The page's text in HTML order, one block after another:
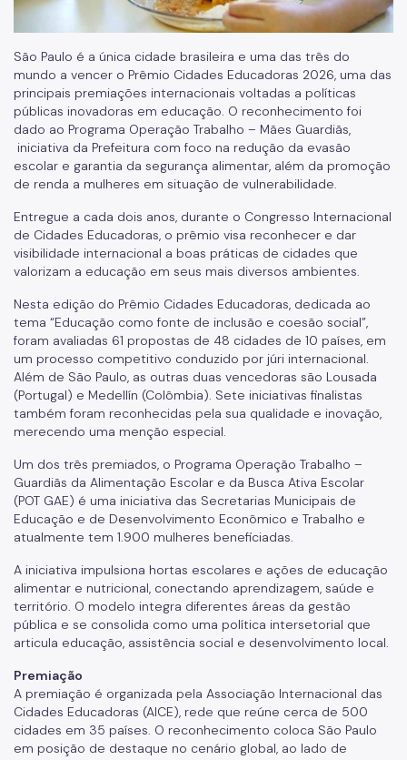
São Paulo é a única cidade brasileira e uma das três do
mundo a vencer o Prêmio Cidades Educadoras 2026, uma das
principais premiações internacionais voltadas a políticas
públicas inovadoras em educação. O reconhecimento foi
dado ao Programa Operação Trabalho – Mães Guardiãs,
iniciativa da Prefeitura com foco na redução da evasão
escolar e garantia da segurança alimentar, além da promoção
de renda a mulheres em situação de vulnerabilidade.
Entregue a cada dois anos, durante o Congresso Internacional
de Cidades Educadoras, o prêmio visa reconhecer e dar
visibilidade internacional a boas práticas de cidades que
valorizam a educação em seus mais diversos ambientes.
Nesta edição do Prêmio Cidades Educadoras, dedicada ao
tema “Educação como fonte de inclusão e coesão social”,
foram avaliadas 61 propostas de 48 cidades de 10 países, em
um processo competitivo conduzido por júri internacional.
Além de São Paulo, as outras duas vencedoras são Lousada
(Portugal) e Medellín (Colômbia). Sete iniciativas finalistas
também foram reconhecidas pela sua qualidade e inovação,
merecendo uma menção especial.
Um dos três premiados, o Programa Operação Trabalho –
Guardiãs da Alimentação Escolar e da Busca Ativa Escolar
(POT GAE) é uma iniciativa das Secretarias Municipais de
Educação e de Desenvolvimento Econômico e Trabalho e
atualmente tem 1.900 mulheres beneficiadas.
A iniciativa impulsiona hortas escolares e ações de educação
alimentar e nutricional, conectando aprendizagem, saúde e
território. O modelo integra diferentes áreas da gestão
pública e se consolida como uma política intersetorial que
articula educação, assistência social e desenvolvimento local.
Premiação
A premiação é organizada pela Associação Internacional das
Cidades Educadoras (AICE), rede que reúne cerca de 500
cidades em 35 países. O reconhecimento coloca São Paulo
em posição de destaque no cenário global, ao lado de